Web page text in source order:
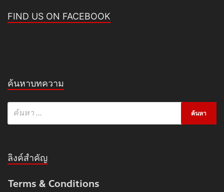
FIND US ON FACEBOOK
ค้นหาบทความ
ลิงค์สำคัญ
Terms & Conditions